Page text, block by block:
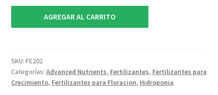
Advanced
Nutrients
500ml
AGREGAR AL CARRITO
SKU: FE202
Categorías: Advanced Nutrients, Fertilizantes, Fertilizantes para
Crecimiento, Fertilizantes para Floracion, Hidroponia